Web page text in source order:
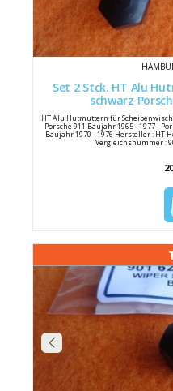
Set 2 Stck. HT Alu
HT Alu Hutmuttern für
Porsche 911 Baujahr 1965 - 1977 -
Baujahr 1970 - 1976 Hersteller : HT
Vergleichsnummer :